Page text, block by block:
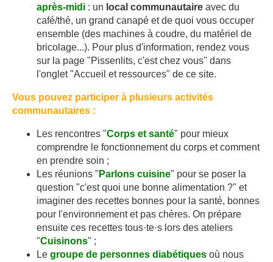
après-midi : un local communautaire avec du
café/thé, un grand canapé et de quoi vous occuper
ensemble (des machines à coudre, du matériel de
bricolage...). Pour plus d'information, rendez vous
sur la page "Pissenlits, c'est chez vous" dans
l'onglet "Accueil et ressources" de ce site.
Vous pouvez participer à plusieurs activités
communautaires :
Les rencontres "Corps et santé" pour mieux
comprendre le fonctionnement du corps et comment
en prendre soin ;
Les réunions " Parlons cuisine" pour se poser la
question "c'est quoi une bonne alimentation ?" et
imaginer des recettes bonnes pour la santé, bonnes
pour l'environnement et pas chères. On prépare
ensuite ces recettes tous·te·s lors des ateliers
"Cuisinons" ;
Le groupe de personnes diabétiques où nous